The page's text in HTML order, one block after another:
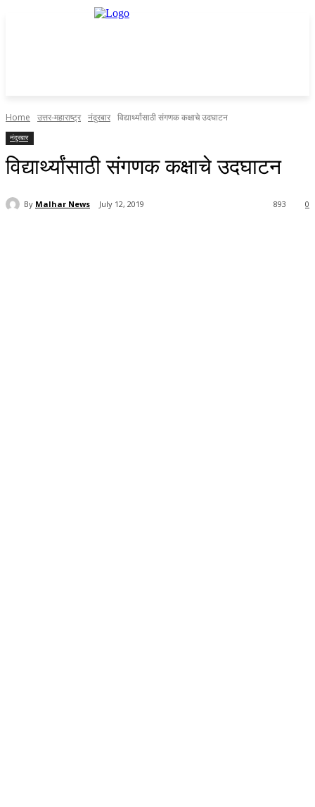
Home उत्तर-महाराष्ट्र नंदुरबार विद्यार्थ्यांसाठी संगणक कक्षाचे उदघाटन
नंदुरबार
विद्यार्थ्यांसाठी संगणक कक्षाचे उदघाटन
By Malhar News July 12, 2019 0
893